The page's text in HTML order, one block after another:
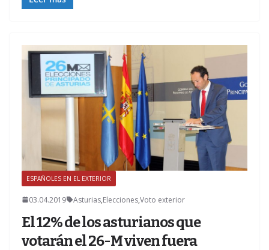
ESPAÑOLES EN EL EXTERIOR
03.04.2019 Asturias,Elecciones,Voto exterior
El 12% de los asturianos que
votarán el 26-M viven fuera